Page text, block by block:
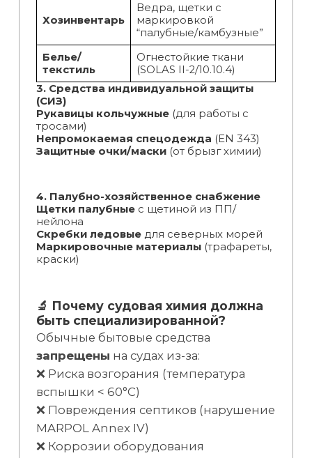
Хозинвентарь
Ведра, щетки с
маркировкой
“палубные/камбузные”
Белье/
текстиль
Огнестойкие ткани
(SOLAS II-2/10.10.4)
3. Средства индивидуальной защиты
(СИЗ)
Рукавицы кольчужные(для работы с
тросами)
Непромокаемая спецодежда (EN 343)
Защитные очки/маски(от брызг химии)
4. Палубно-хозяйственное снабжение
Щетки палубныес щетиной из ПП/
нейлона
Скребки ледовыедля северных морей
Маркировочные материалы(трафареты,
краски)
🔬 Почему судовая химия должна
быть специализированной?
Обычные бытовые средства
запрещены на судах из-за:
❌ Риска возгорания (температура
вспышки < 60°C)
❌ Повреждения септиков (нарушение
MARPOL Annex IV)
❌ Коррозии оборудования